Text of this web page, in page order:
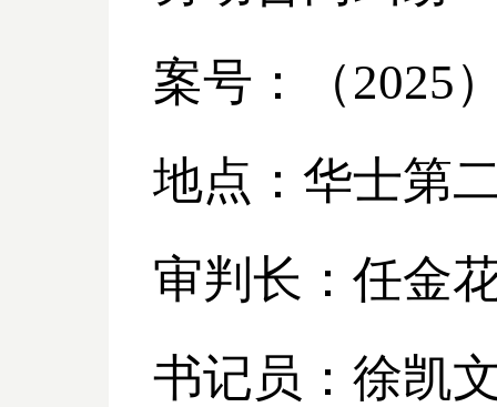
案号：（2025
地点：华士第
审判长：任金
书记员：徐凯